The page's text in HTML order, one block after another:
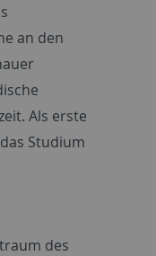
an den
Als erste
Studium
des